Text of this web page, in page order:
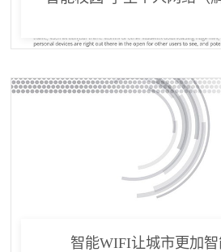
智能WIFI让城市更加智